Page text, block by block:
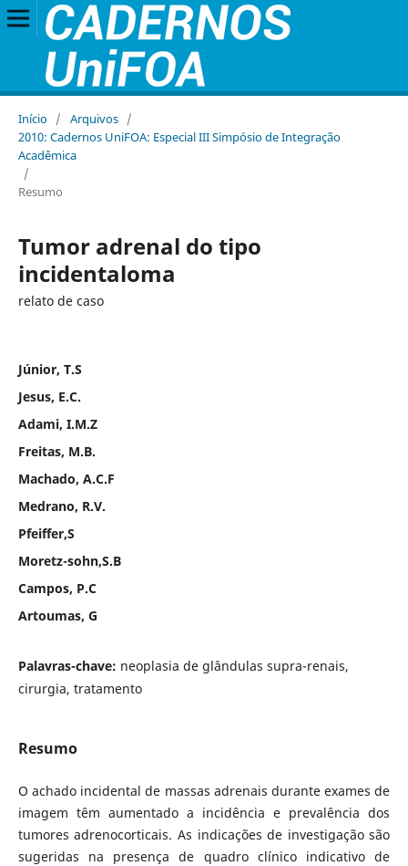
Início / Arquivos /
2010: Cadernos UniFOA: Especial III Simpósio de Integração
Acadêmica
/
Resumo
Tumor adrenal do tipo
incidentaloma
relato de caso
Júnior, T.S
Jesus, E.C.
Adami, I.M.Z
Freitas, M.B.
Machado, A.C.F
Medrano, R.V.
Pfeiffer,S
Moretz-sohn,S.B
Campos, P.C
Artoumas, G
Palavras-chave: neoplasia de glândulas supra-renais,
cirurgia, tratamento
Resumo
O achado incidental de massas adrenais durante exames de
imagem têm aumentado a incidência e prevalência dos
tumores adrenocorticais. As indicações de investigação são
sugeridas na presença de quadro clínico indicativo de